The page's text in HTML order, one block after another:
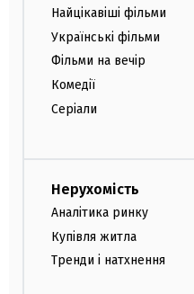
Найцікавіші фільми
Українські фільми
Фільми на вечір
Комедії
Серіали
Нерухомість
Аналітика ринку
Купівля житла
Тренди і натхнення